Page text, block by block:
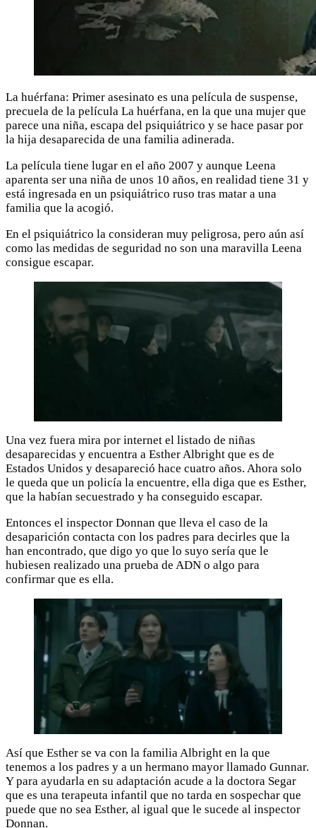
La huérfana: Primer asesinato es una película de suspense,
precuela de la película La huérfana, en la que una mujer que
parece una niña, escapa del psiquiátrico y se hace pasar por
la hija desaparecida de una familia adinerada.
La película tiene lugar en el año 2007 y aunque Leena
aparenta ser una niña de unos 10 años, en realidad tiene 31 y
está ingresada en un psiquiátrico ruso tras matar a una
familia que la acogió.
En el psiquiátrico la consideran muy peligrosa, pero aún así
como las medidas de seguridad no son una maravilla Leena
consigue escapar.
Una vez fuera mira por internet el listado de niñas
desaparecidas y encuentra a Esther Albright que es de
Estados Unidos y desapareció hace cuatro años. Ahora solo
le queda que un policía la encuentre, ella diga que es Esther,
que la habían secuestrado y ha conseguido escapar.
Entonces el inspector Donnan que lleva el caso de la
desaparición contacta con los padres para decirles que la
han encontrado, que digo yo que lo suyo sería que le
hubiesen realizado una prueba de ADN o algo para
confirmar que es ella.
Así que Esther se va con la familia Albright en la que
tenemos a los padres y a un hermano mayor llamado Gunnar.
Y para ayudarla en su adaptación acude a la doctora Segar
que es una terapeuta infantil que no tarda en sospechar que
puede que no sea Esther, al igual que le sucede al inspector
Donnan.